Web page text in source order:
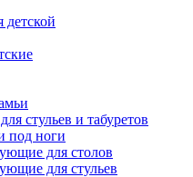
детской
стульев и табуретов
под ноги
для столов
для стульев